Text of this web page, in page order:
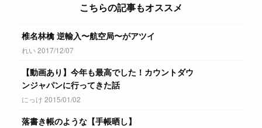
こちらの記事もオススメ
椎名林檎 逆輸入〜航空局〜がアツイ
れい 2017/12/07
【動画あり】今年も最高でした！カウントダウ
ンジャパンに行ってきた話
にっけ 2015/01/02
落書き帳のような【手帳晒し】